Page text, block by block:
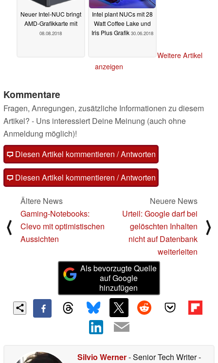
Neuer Intel-NUC bringt
AMD-Grafikkarte mit
08.08.2018
Intel plant NUCs mit 28
Watt Coffee Lake und
Iris Plus Grafik 30.06.2018
Weitere Artikel
anzeigen
Kommentare
Fragen, Anregungen, zusätzliche Informationen zu diesem
Artikel? - Uns interessiert Deine Meinung (auch ohne
Anmeldung möglich)!
Diesen Artikel kommentieren / Antworten
Diesen Artikel kommentieren / Antworten
⟨
Ältere News
Gaming-Notebooks:
Clevo mit optimistischen
Aussichten
Neuere News
Urteil: Google darf bei
gelöschten Inhalten
nicht auf Datenbank
weiterleiten
⟩
Als bevorzugte Quelle
auf Google
hinzufügen
Silvio Werner- Senior Tech Writer-